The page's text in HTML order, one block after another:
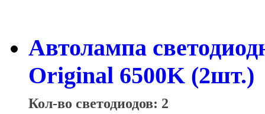
Автолампа
Original 6500K (2шт.)
Кол-во светодиодов: 2